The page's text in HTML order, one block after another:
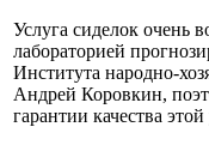
Услуга сиделок очень
лабораторией
Института народно-
Андрей Коровкин,
гарантии качества